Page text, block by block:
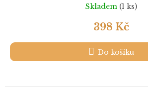
Skladem (1 ks)
398 Kč
Do košíku